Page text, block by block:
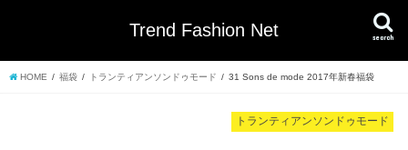
Trend Fashion Net search
HOME 福袋 トランティアンソンドゥモード 31 Sons de mode 2017年新春福袋
トランティアンソンドゥモード